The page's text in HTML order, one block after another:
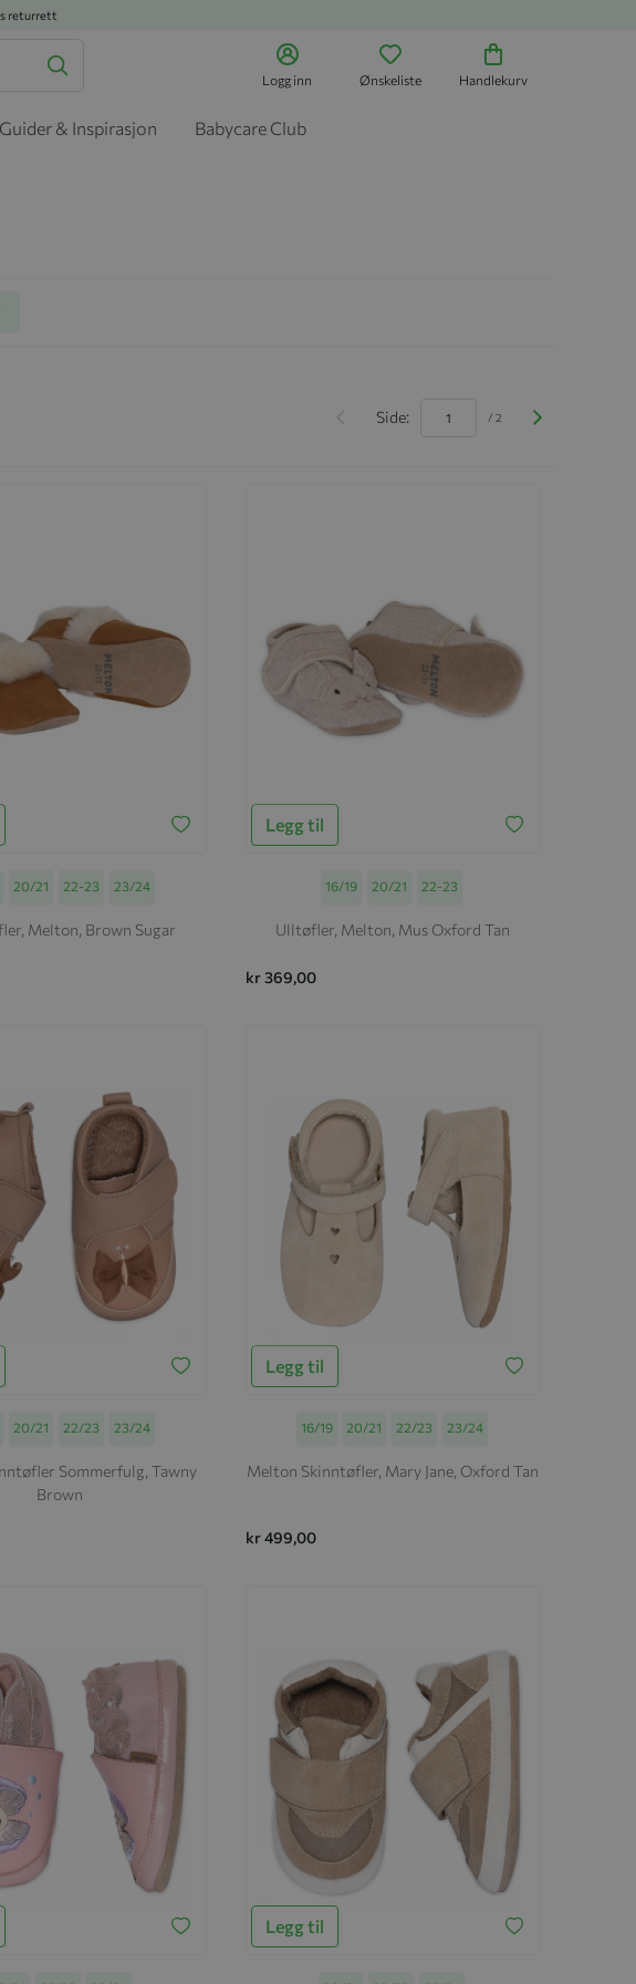
returrett
Logg inn Ønskeliste Handlekurv
Guider & Inspirasjon Babycare Club
Side: / 2
20/21 22-23 23/24
Melton, Brown Sugar
Legg til
Størrelse
16/19 20/21 22-23
Ulltøfler, Melton, Mus Oxford Tan
kr 369,00
20/21 22/23 23/24
Sommerfulg, Tawny
Brown
Legg til
Størrelse
16/19 20/21 22/23 23/24
Melton Skinntøfler, Mary Jane, Oxford Tan
kr 499,00
Legg til